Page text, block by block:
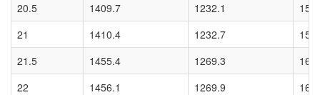
20.5
1409.7 1232.1
21
1410.4 1232.7
21.5
1455.4 1269.3
22
1456.1 1269.9